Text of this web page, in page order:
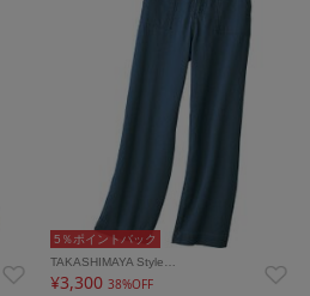
5％ポイントバック
TAKASHIMAYA Style…
¥3,30038%OFF